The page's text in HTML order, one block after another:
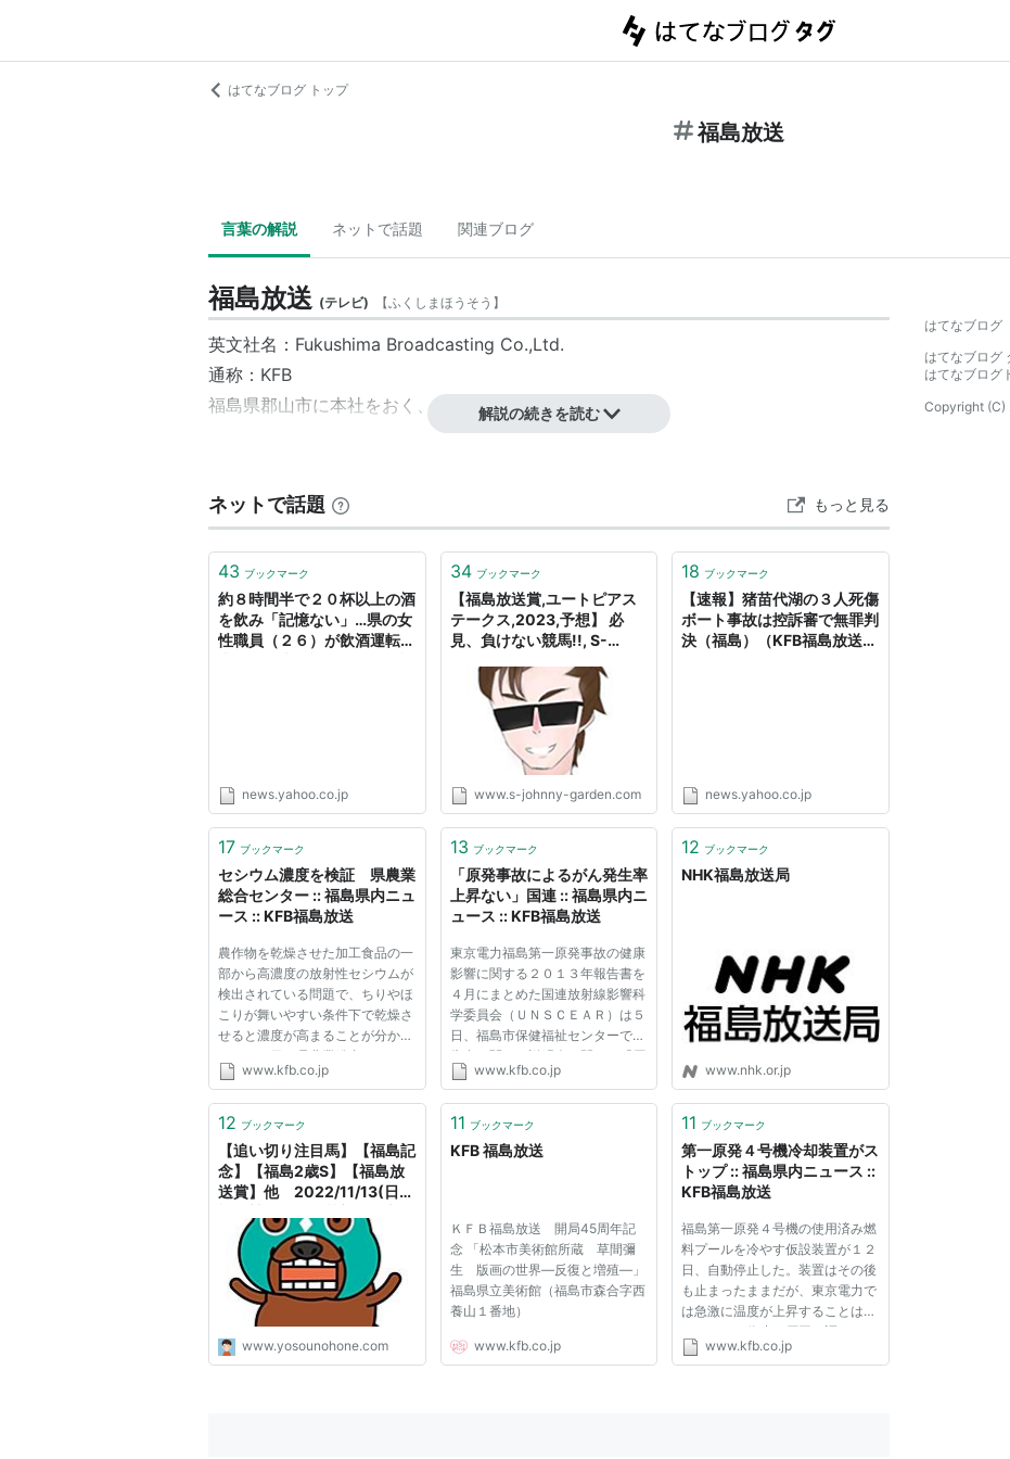
はてなブログ トップ
福島放送
言葉の解説 ネットで話題 関連ブログ
福島放送 (テレビ) 【ふくしまほうそう 】
英文社名：Fukushima Broadcasting Co.,Ltd.
通称： KFB
福島県郡山市に本社をおく、テレビ朝日系の民放テレビ局。
解説の続きを読む
ネットで話題 もっと見る
43 ブックマーク
約８時間半で２０杯以上の酒
を飲み「記憶ない」…県の女
性職員（２６）が飲酒運転で
news.yahoo.co.jp
34 ブックマーク
【福島放送賞,ユートピアス
テークス,2023,予想】 必
見、負けない競馬!!, S-
ぐ競馬 - S-Johnny's
Garden
www.s-johnny-garden.com
18 ブックマーク
【速報】猪苗代湖の３人死傷
ボート事故は控訴審で無罪判
決（福島）（KFB福島放送）
news.yahoo.co.jp
17 ブックマーク
セシウム濃度を検証 県農業
総合センター :: 福島県内ニュ
ース :: KFB福島放送
農作物を乾燥させた加工食品の一
部から高濃度の放射性セシウムが
検出されている問題で、ちりやほ
こりが舞いやすい条件下で乾燥さ
せると濃度が高まることが分かっ
た。２９日、県農業総合センター
が郡山市で開いた試験研究成果説
は乾燥すると水分がなくなり重量
が軽くなるため、１キロ当た...
www.kfb.co.jp
13 ブックマーク
「原発事故によるがん発生率
上昇ない」国連 :: 福島県内ニ
ュース :: KFB福島放送
東京電力福島第一原発事故の健康
影響に関する２０１３年報告書を
４月にまとめた国連放射線影響科
学委員会（ＵＮＳＣＥＡＲ）は５
日、福島市保健福祉センターで報
告書に関する説明会を開き、「原
発事故の放射線被ばくにより将
ことは予測していない」との見解
www.kfb.co.jp
12 ブックマーク
NHK福島放送局
www.nhk.or.jp
12 ブックマーク
【追い切り注目馬】【福島記
念】【福島2歳S】【福島放
送賞】他 2022/11/13(日)
- 競馬予想のホネ【坂路ビシ
ビシの日々〜 重賞予想と追
い切り注目馬＆レース回顧】
www.yosounohone.com
11 ブックマーク
KFB 福島放送
ＫＦＢ福島放送 開局45周年記
念 「松本市美術館所蔵 草間彌
生 版画の世界―反復と増殖―」
福島県立美術館（福島市森合字西
養山１番地）
www.kfb.co.jp
11 ブックマーク
第一原発４号機冷却装置がス
トップ :: 福島県内ニュース ::
KFB福島放送
福島第一原発４号機の使用済み燃
料プールを冷やす仮設装置が１２
日、自動停止した。装置はその後
も止まったままだが、東京電力で
は急激に温度が上昇することはな
いとして、停止の原因を調べてい
る。東京電力によると、１２日午
www.kfb.co.jp
はてなブログ
はてなブログ
はてなブログ
Copyright (C)